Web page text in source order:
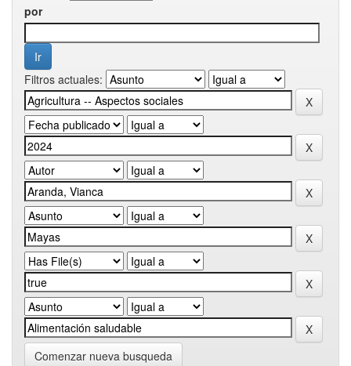
por
Filtros actuales:
Comenzar nueva busqueda